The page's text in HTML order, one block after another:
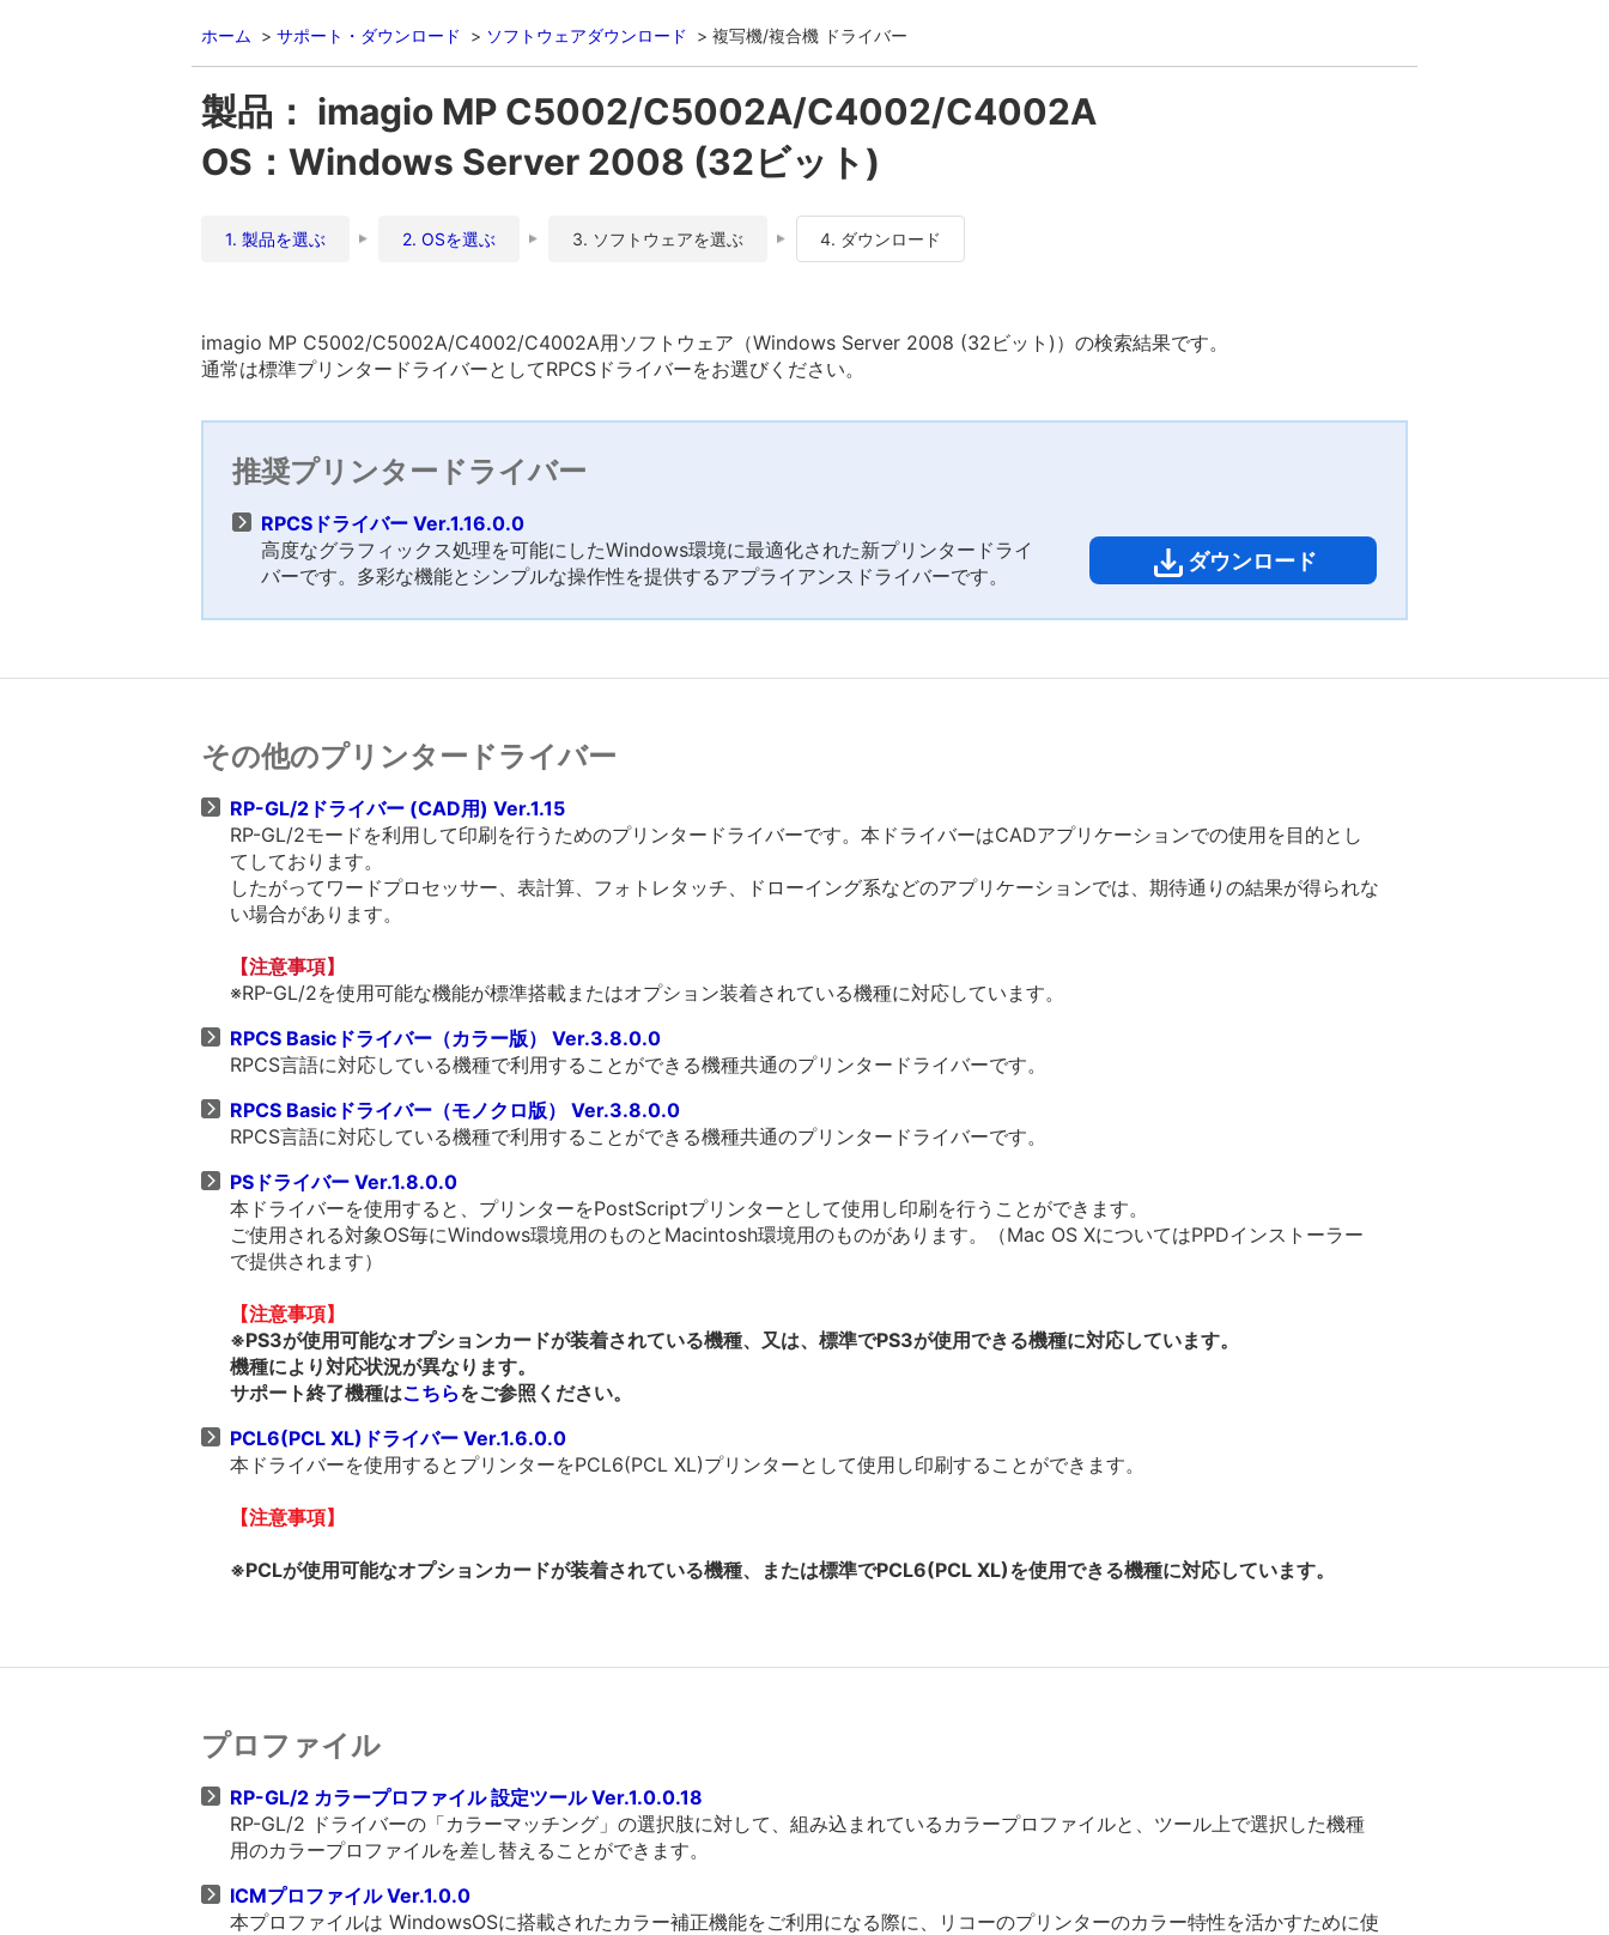
ホーム サポート・ダウンロード ソフトウェアダウンロード 複写機/複合機 ドライバー
製品： imagio MP C5002/C5002A/C4002/C4002A
OS：Windows Server 2008 (32ビット)
1. 製品を選ぶ 2. OSを選ぶ 3. ソフトウェアを選ぶ 4. ダウンロード
imagio MP C5002/C5002A/C4002/C4002A用ソフトウェア（Windows Server 2008 (32ビット)）の検索結果です。
通常は標準プリンタードライバーとしてRPCSドライバーをお選びください。
推奨プリンタードライバー
RPCSドライバー Ver.1.16.0.0
ダウンロード
高度なグラフィックス処理を可能にしたWindows環境に最適化された新プリンタードライ
バーです。多彩な機能とシンプルな操作性を提供するアプライアンスドライバーです。
その他のプリンタードライバー
RP-GL/2ドライバー (CAD用) Ver.1.15
RP-GL/2モードを利用して印刷を行うためのプリンタードライバーです。本ドライバーはCADアプリケーションでの使用を目的とし
てしております。
したがってワードプロセッサー、表計算、フォトレタッチ、ドローイング系などのアプリケーションでは、期待通りの結果が得られな
い場合があります。
【注意事項】
※RP-GL/2を使用可能な機能が標準搭載またはオプション装着されている機種に対応しています。
RPCS Basicドライバー（カラー版） Ver.3.8.0.0
RPCS言語に対応している機種で利用することができる機種共通のプリンタードライバーです。
RPCS Basicドライバー（モノクロ版） Ver.3.8.0.0
RPCS言語に対応している機種で利用することができる機種共通のプリンタードライバーです。
PSドライバー Ver.1.8.0.0
本ドライバーを使用すると、プリンターをPostScriptプリンターとして使用し印刷を行うことができます。
ご使用される対象OS毎にWindows環境用のものとMacintosh環境用のものがあります。（Mac OS XについてはPPDインストーラー
で提供されます）
【注意事項】
※PS3が使用可能なオプションカードが装着されている機種、又は、標準でPS3が使用できる機種に対応しています。
機種により対応状況が異なります。
サポート終了機種はこちらをご参照ください。
PCL6(PCL XL)ドライバー Ver.1.6.0.0
本ドライバーを使用するとプリンターをPCL6(PCL XL)プリンターとして使用し印刷することができます。
【注意事項】
※PCLが使用可能なオプションカードが装着されている機種、または標準でPCL6(PCL XL)を使用できる機種に対応しています。
プロファイル
RP-GL/2 カラープロファイル 設定ツール Ver.1.0.0.18
RP-GL/2 ドライバーの「カラーマッチング」の選択肢に対して、組み込まれているカラープロファイルと、ツール上で選択した機種
用のカラープロファイルを差し替えることができます。
ICMプロファイル Ver.1.0.0
本プロファイルは WindowsOSに搭載されたカラー補正機能をご利用になる際に、リコーのプリンターのカラー特性を活かすために使